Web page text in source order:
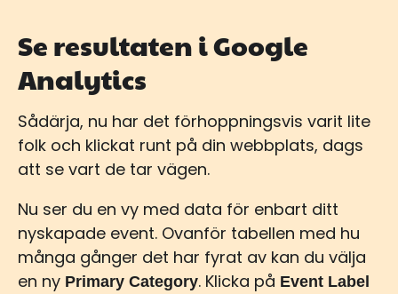
Se resultaten i Google
Analytics
Sådärja, nu har det förhoppningsvis varit lite
folk och klickat runt på din webbplats, dags
att se vart de tar vägen.
Nu ser du en vy med data för enbart ditt
nyskapade event. Ovanför tabellen med hu
många gånger det har fyrat av kan du välja
en ny Primary Category. Klicka på Event Label